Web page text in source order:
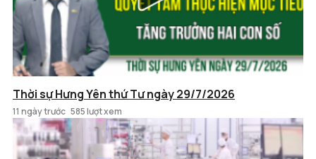
Thời sự Hưng Yên thứ Tư ngày 29/7/2026
11 ngày trước 585 lượt xem